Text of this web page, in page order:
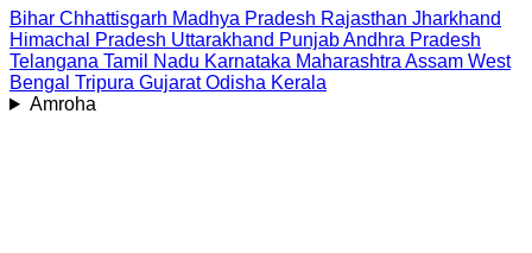
Bihar Chhattisgarh Madhya Pradesh Rajasthan Jharkhand
Himachal Pradesh Uttarakhand PunjabAndhra Pradesh
Telangana Tamil Nadu Karnataka Maharashtra Assam West
Bengal Tripura Gujarat Odisha Kerala
Amroha